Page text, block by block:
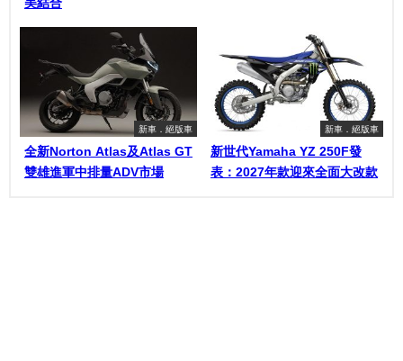
美結合
新車．絕版車
全新Norton Atlas及Atlas GT
雙雄進軍中排量ADV市場
新車．絕版車
新世代Yamaha YZ 250F發
表：2027年款迎來全面大改款